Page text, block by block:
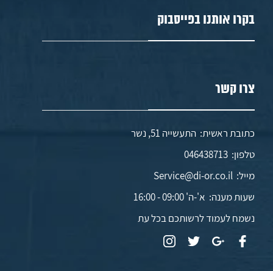
בקרו אותנו בפייסבוק
צרו קשר
כתובת ראשית: התעשייה 51, נשר
טלפון:046438713
מייל:Service@di-or.co.il
שעות מענה: א'-ה' 09:00 - 16:00
נשמח לעמוד לרשותכם בכל עת